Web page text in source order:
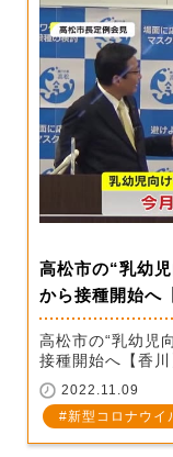
高松市の“乳幼
から接種開始へ
高松市の“乳幼児
接種開始へ【香川
2022.11.09
新型コロナウイ